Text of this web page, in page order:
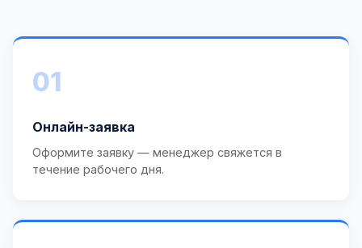
01
Онлайн-заявка
Оформите заявку — менеджер свяжется в
течение рабочего дня.